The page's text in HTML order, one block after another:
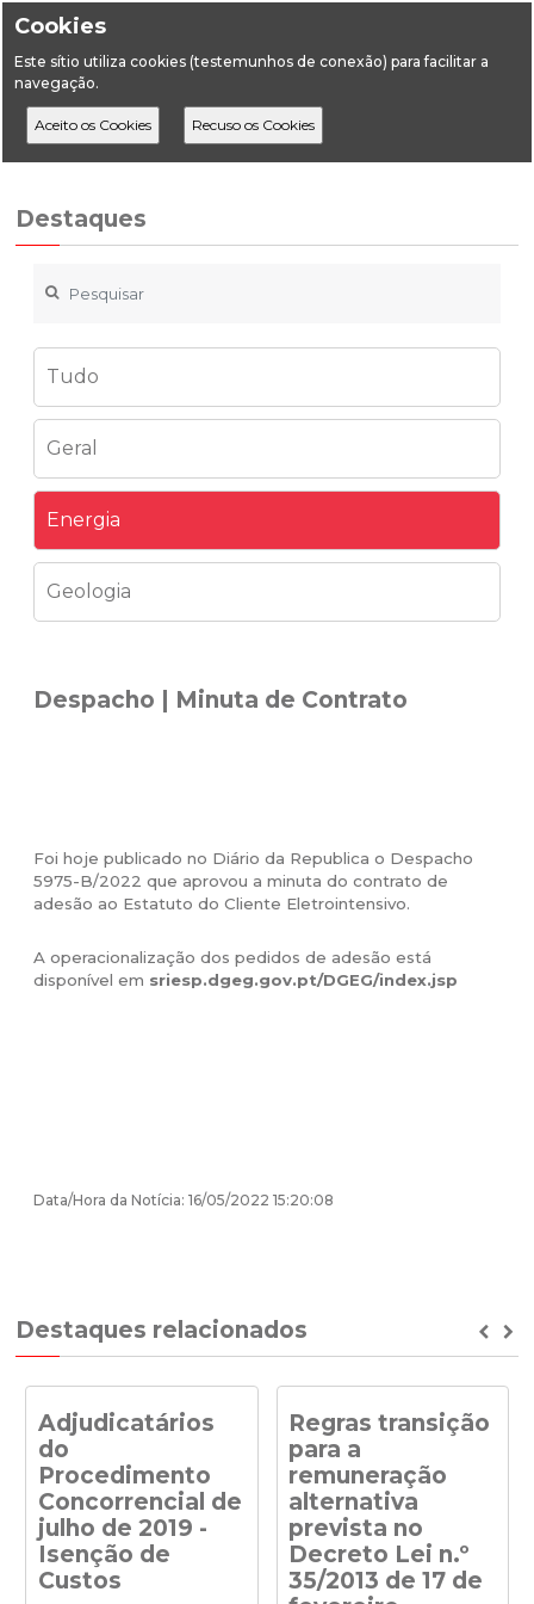
Cookies
Este sítio utiliza cookies (testemunhos de conexão) para facilitar a
navegação.
HomeDestaques Energia Despacho | Minuta Contrato
Destaques
Tudo
Geral
Energia
Geologia
Despacho | Minuta de Contrato
Foi hoje publicado no Diário da Republica o Despacho
5975-B/2022 que aprovou a minuta do contrato de
adesão ao Estatuto do Cliente Eletrointensivo.
A operacionalização dos pedidos de adesão está
disponível em sriesp.dgeg.gov.pt/DGEG/index.jsp
Data/Hora da Notícia: 16/05/2022 15:20:08
Destaques relacionados
Adjudicatários
do
Procedimento
Concorrencial de
julho de 2019 -
Isenção de
Custos
Regras transição
para a
remuneração
alternativa
prevista no
Decreto Lei n.º
35/2013 de 17 de